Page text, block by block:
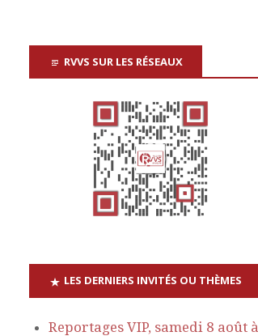
RVVS SUR LES RÉSEAUX
LES DERNIERS INVITÉS OU THÈMES
Reportages VIP, samedi 8 août à